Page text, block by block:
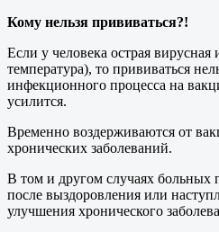
Кому нельзя прививаться?!
Если у человека острая
температура), то прививаться
инфекционного процесса на
усилится.
Временно воздерживаются от
хронических заболеваний.
В том и другом случаях больных
после выздоровления или
улучшения хронического